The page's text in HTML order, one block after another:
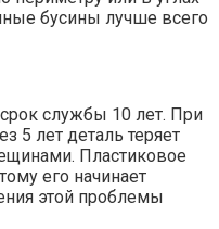
бусины лучше всего
службы 10 лет. При
5 лет деталь теряет
Пластиковое
его начинает
этой проблемы